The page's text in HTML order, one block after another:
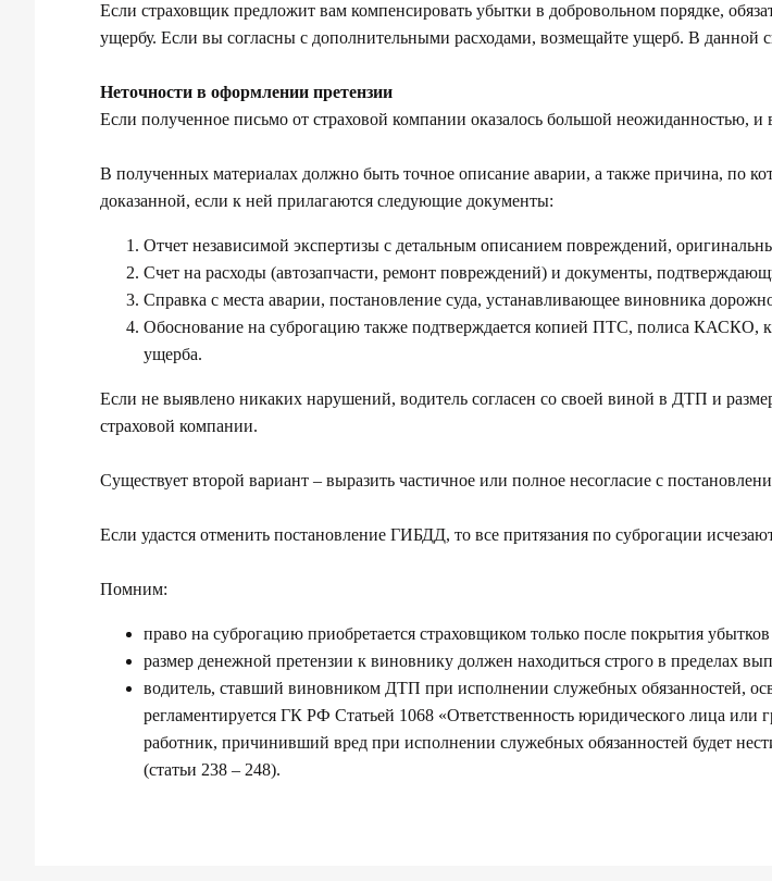
Если страховщик предложит вам компенсировать убытки в добровольном порядке,
ущербу. Если вы согласны с дополнительными расходами, возмещайте ущерб. В данной
Неточности в оформлении претензии
Если полученное письмо от страховой компании оказалось большой неожиданностью,
В полученных материалах должно быть точное описание аварии, а также причина, по
доказанной, если к ней прилагаются следующие документы:
Отчет независимой экспертизы с детальным описанием повреждений,
Счет на расходы (автозапчасти, ремонт повреждений) и документы,
Справка с места аварии, постановление суда, устанавливающее виновника
Обоснование на суброгацию также подтверждается копией ПТС, полиса КАСКО,
ущерба.
Если не выявлено никаких нарушений, водитель согласен со своей виной в ДТП и
страховой компании.
Существует второй вариант – выразить частичное или полное несогласие с
Если удастся отменить постановление ГИБДД, то все притязания по суброгации
Помним:
право на суброгацию приобретается страховщиком только после покрытия
размер денежной претензии к виновнику должен находиться строго в пределах
водитель, ставший виновником ДТП при исполнении служебных обязанностей,
регламентируется ГК РФ Статьей 1068 «Ответственность юридического лица
работник, причинивший вред при исполнении служебных обязанностей будет
(статьи 238 – 248).